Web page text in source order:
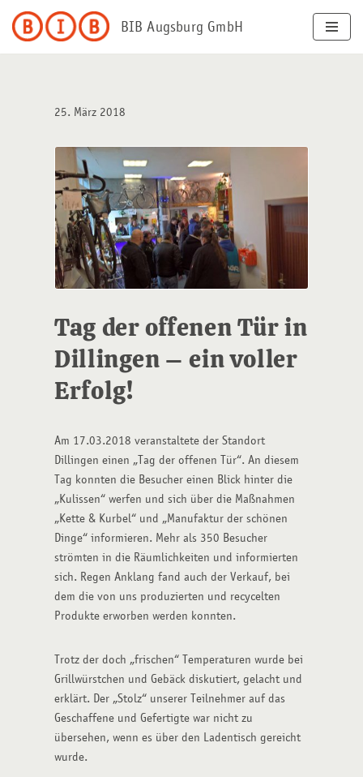
Zum
BIB Augsburg GmbH
25. März 2018
Tag der offenen Tür in
Dillingen – ein voller
Erfolg!
Am 17.03.2018 veranstaltete der Standort
Dillingen einen „Tag der offenen Tür“. An diesem
Tag konnten die Besucher einen Blick hinter die
„Kulissen“ werfen und sich über die Maßnahmen
„Kette & Kurbel“ und „Manufaktur der schönen
Dinge“ informieren. Mehr als 350 Besucher
strömten in die Räumlichkeiten und informierten
sich. Regen Anklang fand auch der Verkauf, bei
dem die von uns produzierten und recycelten
Produkte erworben werden konnten.
Trotz der doch „frischen“ Temperaturen wurde bei
Grillwürstchen und Gebäck diskutiert, gelacht und
erklärt. Der „Stolz“ unserer Teilnehmer auf das
Geschaffene und Gefertigte war nicht zu
übersehen, wenn es über den Ladentisch gereicht
wurde.